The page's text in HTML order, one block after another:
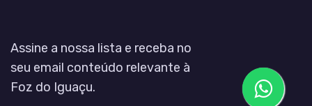
Assine a nossa lista e receba no
seu email conteúdo relevante à
Foz do Iguaçu.